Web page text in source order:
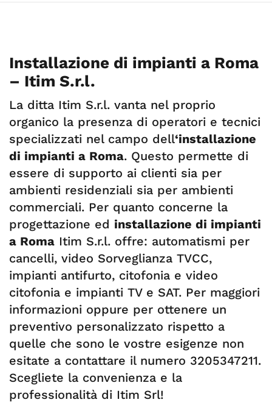
Installazione di impianti a Roma
– Itim S.r.l.
La ditta Itim S.r.l. vanta nel proprio
organico la presenza di operatori e tecnici
specializzati nel campo dell‘installazione
di impianti a Roma. Questo permette di
essere di supporto ai clienti sia per
ambienti residenziali sia per ambienti
commerciali. Per quanto concerne la
progettazione ed installazione di impianti
a Roma Itim S.r.l. offre: automatismi per
cancelli, video Sorveglianza TVCC,
impianti antifurto, citofonia e video
citofonia e impianti TV e SAT. Per maggiori
informazioni oppure per ottenere un
preventivo personalizzato rispetto a
quelle che sono le vostre esigenze non
esitate a contattare il numero 3205347211.
Scegliete la convenienza e la
professionalità di Itim Srl!